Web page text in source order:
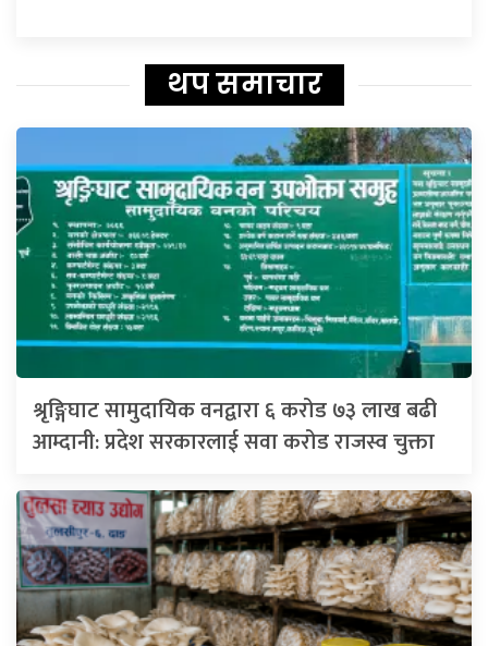
थप समाचार
श्रृङ्गिघाट सामुदायिक वनद्वारा ६ करोड ७३ लाख बढी
आम्दानी: प्रदेश सरकारलाई सवा करोड राजस्व चुक्ता